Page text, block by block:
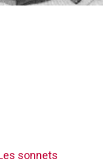
sonnets